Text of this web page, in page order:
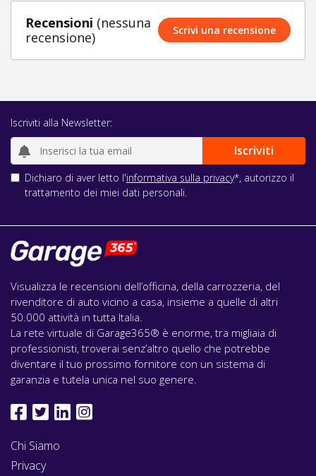
Recensioni (nessuna
recensione)
Scrivi una recensione
Iscriviti alla Newsletter:
Dichiaro di aver letto l'informativa sulla privacy*, autorizzo il
trattamento dei miei dati personali.
Visualizza le recensioni dell’officina, della carrozzeria, del
rivenditore di auto vicino a casa, insieme a quelle di altri
50.000 attività in tutta Italia.
La rete virtuale di Garage365® è enorme, tra migliaia di
professionisti, troverai senz’altro quello che potrebbe
diventare il tuo prossimo fornitore con un sistema di
garanzia e tutela unica nel suo genere.
Chi Siamo
Privacy